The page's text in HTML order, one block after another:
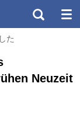
た
Neuzeit